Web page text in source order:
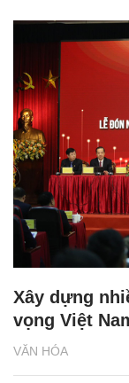
VĂN HÓA
Xây dựng
vọng Việt